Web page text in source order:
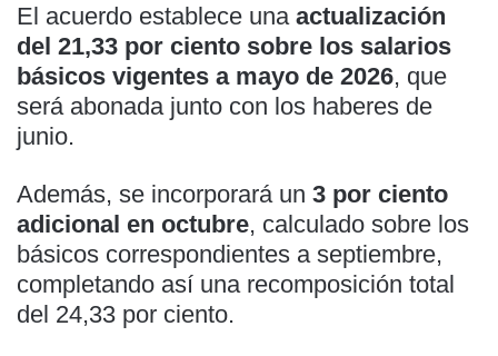
El acuerdo establece una actualización
del 21,33 por ciento sobre los salarios
básicos vigentes a mayo de 2026, que
será abonada junto con los haberes de
junio.
Además, se incorporará un 3 por ciento
adicional en octubre, calculado sobre los
básicos correspondientes a septiembre,
completando así una recomposición total
del 24,33 por ciento.